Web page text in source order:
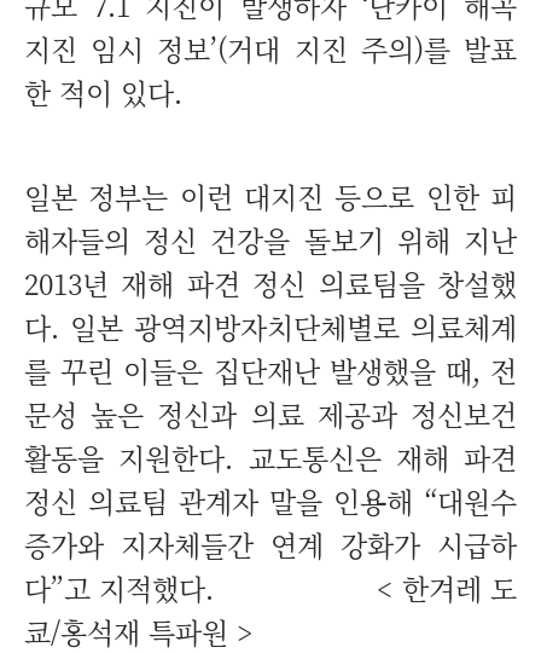
지진 임시 정보’(거대 지진 주의)를 발표
한 적이 있다.
일본 정부는 이런 대지진 등으로 인한 피
해자들의 정신 건강을 돌보기 위해 지난
2013년 재해 파견 정신 의료팀을 창설했
다. 일본 광역지방자치단체별로 의료체계
를 꾸린 이들은 집단재난 발생했을 때, 전
문성 높은 정신과 의료 제공과 정신보건
활동을 지원한다. 교도통신은 재해 파견
정신 의료팀 관계자 말을 인용해 “대원수
증가와 지자체들간 연계 강화가 시급하
다”고 지적했다. < 한겨레 도
쿄/홍석재 특파원 >